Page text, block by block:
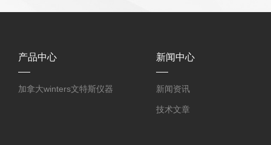
产品中心
加拿大winters文特斯仪器
新闻中心
新闻资讯
技术文章